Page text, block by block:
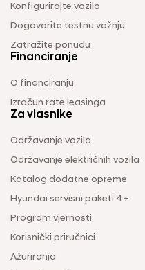
Konfigurirajte vozilo
Dogovorite testnu vožnju
Zatražite ponudu
Financiranje
O financiranju
Izračun rate leasinga
Za vlasnike
Održavanje vozila
Održavanje električnih vozila
Katalog dodatne opreme
Hyundai servisni paketi 4+
Program vjernosti
Korisnički priručnici
Ažuriranja